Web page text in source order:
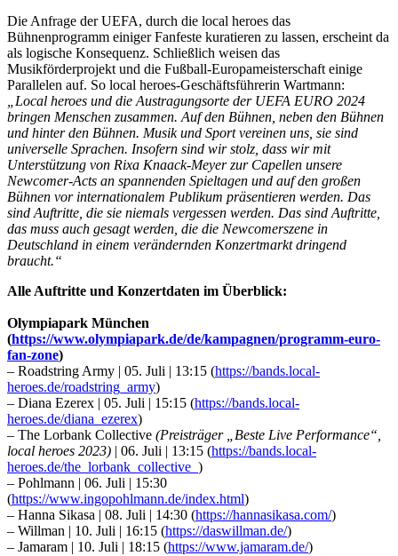
Die Anfrage der UEFA, durch die local heroes das
Bühnenprogramm einiger Fanfeste kuratieren zu lassen, erscheint da
als logische Konsequenz. Schließlich weisen das
Musikförderprojekt und die Fußball-Europameisterschaft einige
Parallelen auf. So local heroes-Geschäftsführerin Wartmann:
„Local heroes und die Austragungsorte der UEFA EURO 2024
bringen Menschen zusammen. Auf den Bühnen, neben den Bühnen
und hinter den Bühnen. Musik und Sport vereinen uns, sie sind
universelle Sprachen. Insofern sind wir stolz, dass wir mit
Unterstützung von Rixa Knaack-Meyer zur Capellen unsere
Newcomer-Acts an spannenden Spieltagen und auf den großen
Bühnen vor internationalem Publikum präsentieren werden. Das
sind Auftritte, die sie niemals vergessen werden. Das sind Auftritte,
das muss auch gesagt werden, die die Newcomerszene in
Deutschland in einem verändernden Konzertmarkt dringend
braucht.“
Alle Auftritte und Konzertdaten im Überblick:
Olympiapark München
(https://www.olympiapark.de/de/kampagnen/programm-euro-
fan-zone)
– Roadstring Army | 05. Juli | 13:15 (https://bands.local-
heroes.de/roadstring_army)
– Diana Ezerex | 05. Juli | 15:15 (https://bands.local-
heroes.de/diana_ezerex)
– The Lorbank Collective (Preisträger „Beste Live Performance“,
local heroes 2023) | 06. Juli | 13:15 (https://bands.local-
heroes.de/the_lorbank_collective_ )
– Pohlmann | 06. Juli | 15:30
(https://www.ingopohlmann.de/index.html)
– Hanna Sikasa | 08. Juli | 14:30 (https://hannasikasa.com/)
– Willman | 10. Juli | 16:15 (https://daswillman.de/)
– Jamaram | 10. Juli | 18:15 (https://www.jamaram.de/)